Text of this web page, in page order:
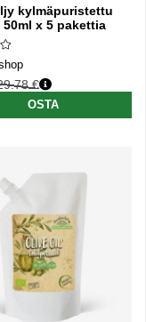
kylmäpuristettu
50ml x 5 pakettia
hinta€
OSTA